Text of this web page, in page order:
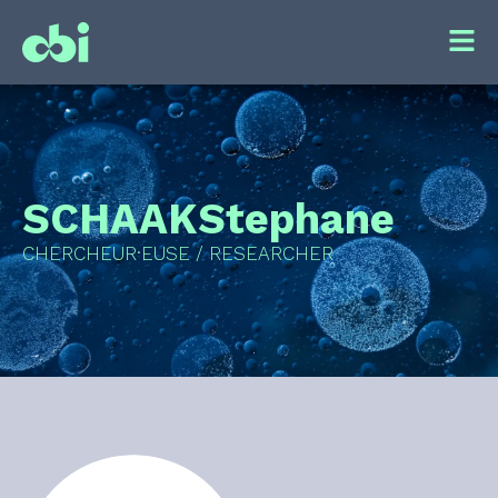
SCHAAKStephane
CHERCHEUR·EUSE / RESEARCHER